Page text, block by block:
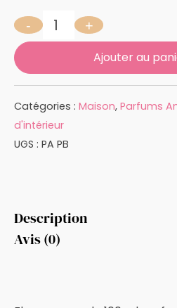
quantité de PETIT
- +
Ajouter au
UGS : PA PB
Catégories : Maison, Parfums
d'intérieur
Description
Avis (0)